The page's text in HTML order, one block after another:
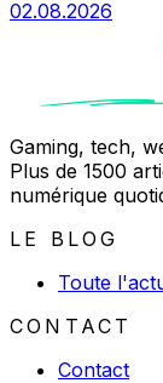
02.08.2026
Gaming, tech,
Plus de 1500
numérique
LE BLOG
Toute
CONTACT
Contact